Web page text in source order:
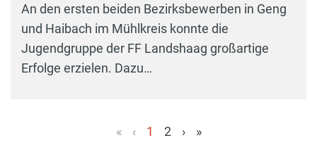
An den ersten beiden Bezirksbewerben in Geng
und Haibach im Mühlkreis konnte die
Jugendgruppe der FF Landshaag großartige
Erfolge erzielen. Dazu…
« ‹
1
2 › »